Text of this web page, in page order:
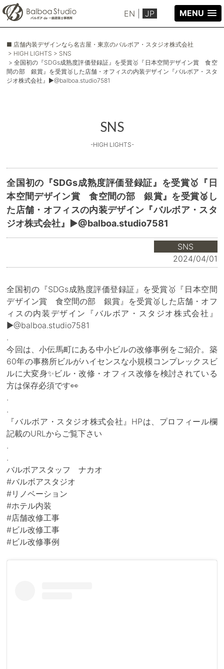
EN JP MENU
■ 店舗内装デザインなら名古屋・東京のバルボア・スタジオ株式会社
> HIGH LIGHTS > SNS
> 全国初の『SDGs成熟度評価登録証』を受賞🥇『日本空間デザイン賞 食空
間の部 銀賞』を受賞🥈した店舗・オフィスの内装デザイン『バルボア・スタ
ジオ株式会社』▶@balboa.studio7581
SNS
-HIGH LIGHTS-
全国初の『SDGs成熟度評価登録証』を受賞🥇『日
本空間デザイン賞 食空間の部 銀賞』を受賞🥈し
た店舗・オフィスの内装デザイン『バルボア・スタ
ジオ株式会社』▶@balboa.studio7581
SNS
2024/04/01
全国初の『SDGs成熟度評価登録証』を受賞🥇『日本空間
デザイン賞 食空間の部 銀賞』を受賞🥈した店舗・オフ
ィスの内装デザイン『バルボア・スタジオ株式会社』
▶@balboa.studio7581
.
今回は、小伝馬町にある中小ビルの改修事例をご紹介。築
60年の事務所ビルがハイセンスな小規模コンプレックスビ
ルに大変身✨ビル・改修・オフィス改修を検討されている
方は保存必須です👀
.
.
『バルボア・スタジオ株式会社』HPは、プロフィール欄
記載のURLからご覧下さい
.
.
バルボアスタッフ ナカオ
#バルボアスタジオ
#リノベーション
#ホテル内装
#店舗改修工事
#ビル改修工事
#ビル改修事例